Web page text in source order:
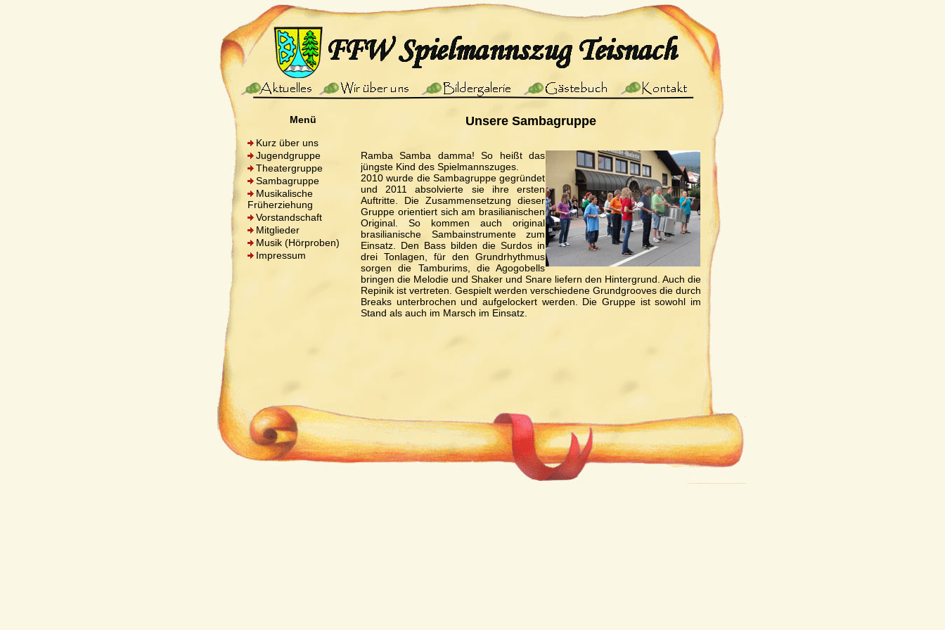
Menü
Kurz über uns
Jugendgruppe
Theatergruppe
Sambagruppe
Musikalische
Früherziehung
Vorstandschaft
Mitglieder
Musik (Hörproben)
Impressum
Unsere Sambagruppe
Ramba Samba damma! So heißt das
jüngste Kind des Spielmannszuges.
2010 wurde die Sambagruppe gegründet
und 2011 absolvierte sie ihre ersten
Auftritte. Die Zusammensetzung dieser
Gruppe orientiert sich am brasilianischen
Original. So kommen auch original
brasilianische Sambainstrumente zum
Einsatz. Den Bass bilden die Surdos in
drei Tonlagen, für den Grundrhythmus
sorgen die Tamburims, die Agogobells
bringen die Melodie und Shaker und Snare liefern den Hintergrund. Auch die
Repinik ist vertreten. Gespielt werden verschiedene Grundgrooves die durch
Breaks unterbrochen und aufgelockert werden. Die Gruppe ist sowohl im
Stand als auch im Marsch im Einsatz.